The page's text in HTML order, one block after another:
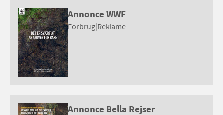
Annonce WWF
Forbrug|Reklame
Annonce Bella Rejser